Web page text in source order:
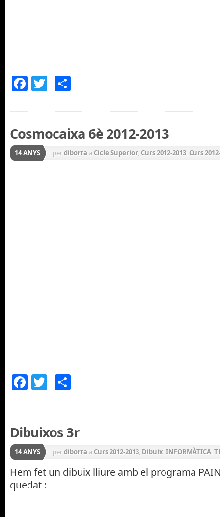
Facebook
Twitter
Cosmocaixa 6è 2012-2013
14 ANYS perdiborra a Cicle Superior, Curs 2012-2013, Curs
Facebook
Twitter
Dibuixos 3r
14 ANYS perdiborra a Curs 2012-2013 Dibuix INFORMÀTICA
Hem fet un dibuix lliure amb el programa
quedat :